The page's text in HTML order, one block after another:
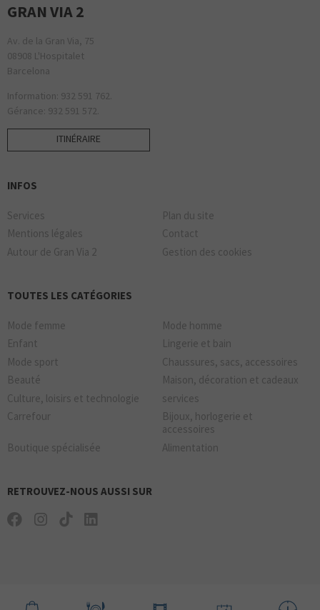
GRAN VIA 2
Av. de la Gran Via, 75
08908 L'Hospitalet
Barcelona
Information: 932 591 762.
Gérance: 932 591 572.
ITINÉRAIRE
INFOS
Services
Plan du site
Mentions légales
Contact
Autour de Gran Via 2
Gestion des cookies
TOUTES LES CATÉGORIES
Mode femme
Mode homme
Enfant
Lingerie et bain
Mode sport
Chaussures, sacs, accessoires
Beauté
Maison, décoration et cadeaux
Culture, loisirs et technologie
services
Carrefour
Bijoux, horlogerie et
accessoires
Boutique spécialisée
Alimentation
RETROUVEZ-NOUS AUSSI SUR